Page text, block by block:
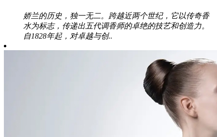
娇兰的历史，独一无二。跨越近两个世纪，它以传奇香
水为标志，传递出五代调香师的卓绝的技艺和创造力。
自1828年起，对卓越与创..